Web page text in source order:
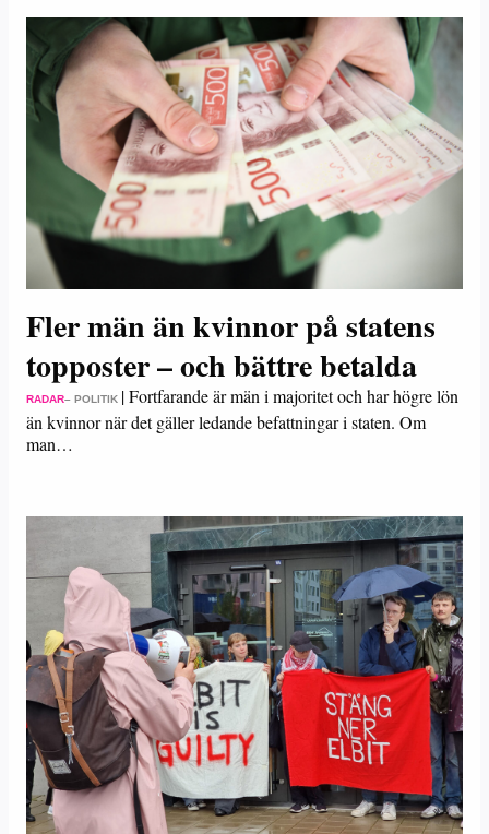
Fler män än kvinnor på statens
topposter – och bättre betalda
RADAR– POLITIK |Fortfarande är män i majoritet och har högre lön
än kvinnor när det gäller ledande befattningar i staten. Om
man…